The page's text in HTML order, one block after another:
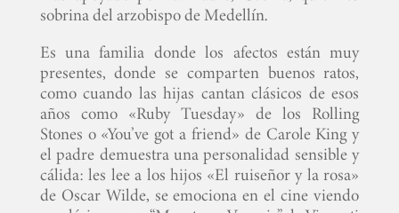
sobrina del arzobispo de Medellín.
Es una familia donde los afectos están muy
presentes, donde se comparten buenos ratos,
como cuando las hijas cantan clásicos de esos
años como «Ruby Tuesday» de los Rolling
Stones o «You’ve got a friend» de Carole King y
el padre demuestra una personalidad sensible y
cálida: les lee a los hijos «El ruiseñor y la rosa»
de Oscar Wilde, se emociona en el cine viendo